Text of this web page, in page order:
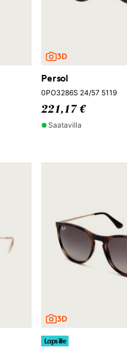
Persol
0PO3286S 24/57 5119
221,17 €
Saatavilla
Lapsille